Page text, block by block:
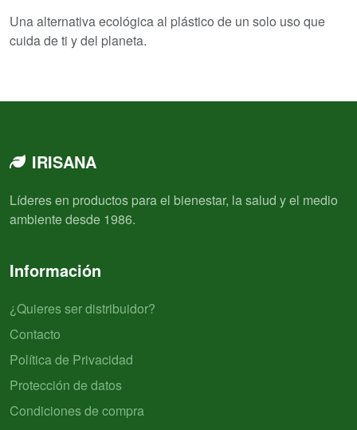
Una alternativa ecológica al plástico de un solo uso que
cuida de ti y del planeta.
IRISANA
Líderes en productos para el bienestar, la salud y el medio
ambiente desde 1986.
Información
¿Quieres ser distribuidor?
Contacto
Política de Privacidad
Protección de datos
Condiciones de compra